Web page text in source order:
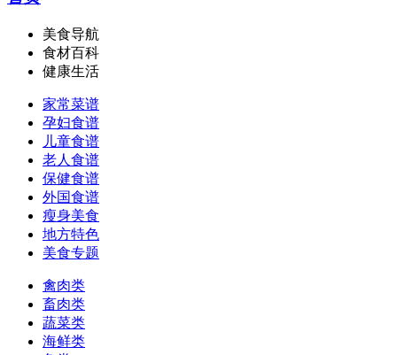
美食导航
食材百科
健康生活
家常菜谱
孕妇食谱
儿童食谱
老人食谱
保健食谱
外国食谱
瘦身美食
地方特色
美食专题
禽肉类
畜肉类
蔬菜类
海鲜类